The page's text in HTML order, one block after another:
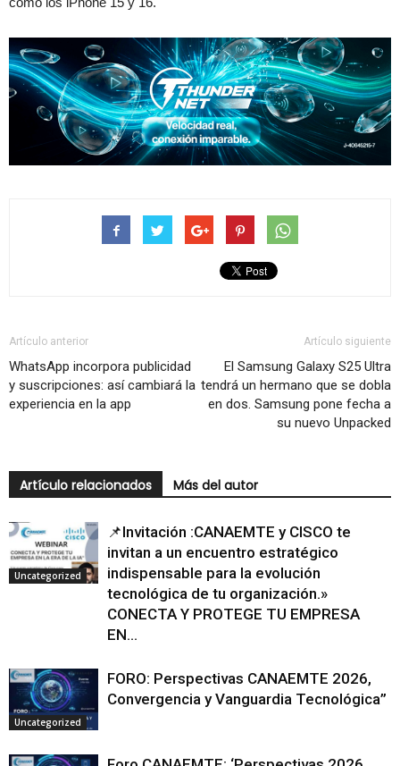
Artículo anterior
WhatsApp incorpora publicidad
y suscripciones: así cambiará la
experiencia en la app
Artículo siguiente
El Samsung Galaxy S25 Ultra
tendrá un hermano que se dobla
en dos. Samsung pone fecha a
su nuevo Unpacked
Artículo relacionados Más del autor
Uncategorized
📌Invitación :CANAEMTE y CISCO te
invitan a un encuentro estratégico
indispensable para la evolución
tecnológica de tu organización.»
CONECTA Y PROTEGE TU EMPRESA
EN...
Uncategorized
FORO: Perspectivas CANAEMTE 2026,
Convergencia y Vanguardia Tecnológica”